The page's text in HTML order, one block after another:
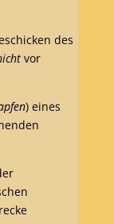
des
vor
) eines